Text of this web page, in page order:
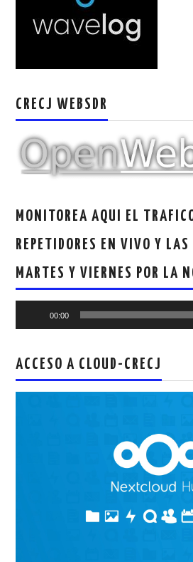
AUTENTIFICACIÓN DE MIEMBROS DEL
CRECJ WEBSDR
MONITOREA AQUI EL
REPETIDORES EN VIVO Y LAS
MARTES Y VIERNES POR LA
00:00
ACCESO A CLOUD-CRECJ